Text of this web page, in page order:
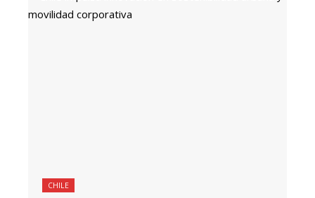
CHILE